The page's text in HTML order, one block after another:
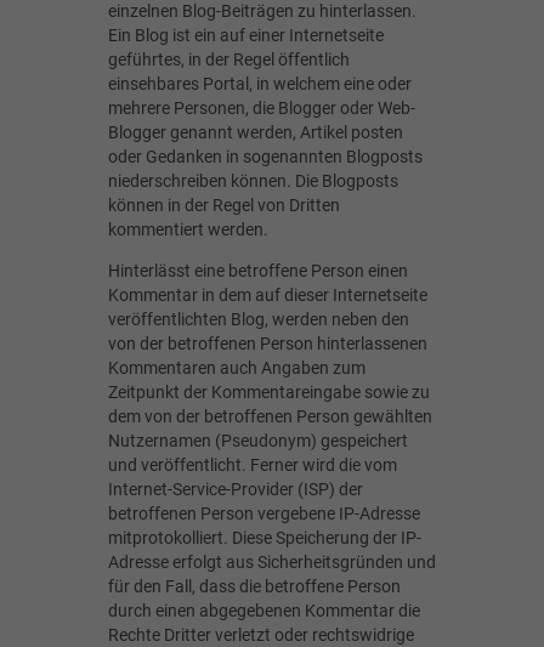
einzelnen Blog-Beiträgen zu hinterlassen.
Ein Blog ist ein auf einer Internetseite
geführtes, in der Regel öffentlich
einsehbares Portal, in welchem eine oder
mehrere Personen, die Blogger oder Web-
Blogger genannt werden, Artikel posten
oder Gedanken in sogenannten Blogposts
niederschreiben können. Die Blogposts
können in der Regel von Dritten
kommentiert werden.
Hinterlässt eine betroffene Person einen
Kommentar in dem auf dieser Internetseite
veröffentlichten Blog, werden neben den
von der betroffenen Person hinterlassenen
Kommentaren auch Angaben zum
Zeitpunkt der Kommentareingabe sowie zu
dem von der betroffenen Person gewählten
Nutzernamen (Pseudonym) gespeichert
und veröffentlicht. Ferner wird die vom
Internet-Service-Provider (ISP) der
betroffenen Person vergebene IP-Adresse
mitprotokolliert. Diese Speicherung der IP-
Adresse erfolgt aus Sicherheitsgründen und
für den Fall, dass die betroffene Person
durch einen abgegebenen Kommentar die
Rechte Dritter verletzt oder rechtswidrige